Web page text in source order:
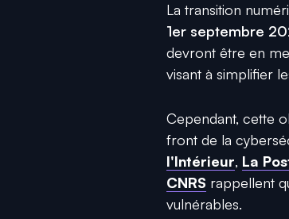
La transition
1er septembre
devront être en
visant à simplifier
Cependant, cette
front de la
l'Intérieur, La
CNRS rappellent
vulnérables.